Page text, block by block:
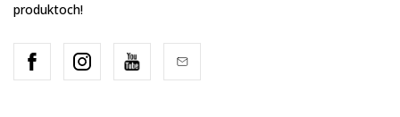
produktoch!